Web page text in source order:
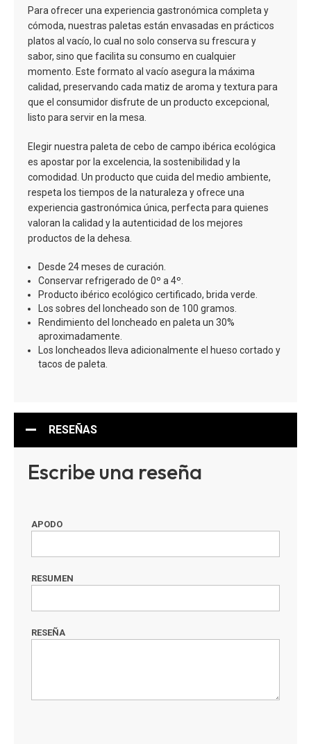
Para ofrecer una experiencia gastronómica completa y
cómoda, nuestras paletas están envasadas en prácticos
platos al vacío, lo cual no solo conserva su frescura y
sabor, sino que facilita su consumo en cualquier
momento. Este formato al vacío asegura la máxima
calidad, preservando cada matiz de aroma y textura para
que el consumidor disfrute de un producto excepcional,
listo para servir en la mesa.
Elegir nuestra paleta de cebo de campo ibérica ecológica
es apostar por la excelencia, la sostenibilidad y la
comodidad. Un producto que cuida del medio ambiente,
respeta los tiempos de la naturaleza y ofrece una
experiencia gastronómica única, perfecta para quienes
valoran la calidad y la autenticidad de los mejores
productos de la dehesa.
Desde 24 meses de curación.
Conservar refrigerado de 0º a 4º.
Producto ibérico ecológico certificado, brida verde.
Los sobres del loncheado son de 100 gramos.
Rendimiento del loncheado en paleta un 30%
aproximadamente.
Los loncheados lleva adicionalmente el hueso cortado y
tacos de paleta.
RESEÑAS
Escribe una reseña
APODO
RESUMEN
RESEÑA